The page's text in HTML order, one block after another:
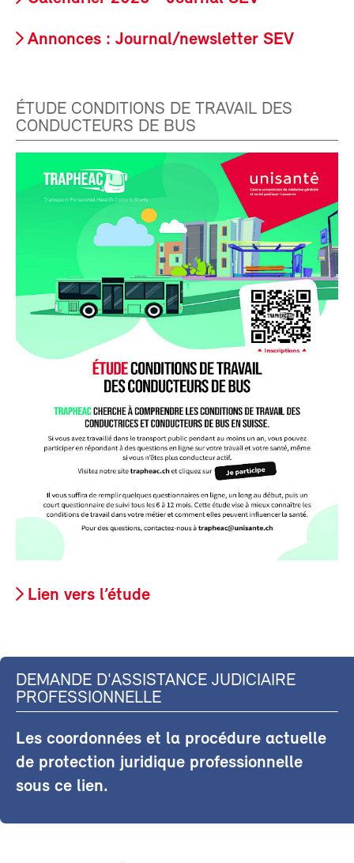
Annonces : Journal/newsletter SEV
ÉTUDE CONDITIONS DE TRAVAIL DES
CONDUCTEURS DE BUS
Lien vers l’étude
DEMANDE D'ASSISTANCE JUDICIAIRE
PROFESSIONNELLE
Les coordonnées et la procédure actuelle
de protection juridique professionnelle
sous ce lien.